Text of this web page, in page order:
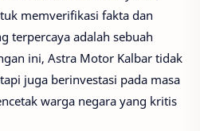
memverifikasi fakta dan
terpercaya adalah sebuah
ini, Astra Motor Kalbar tidak
juga berinvestasi pada masa
warga negara yang kritis